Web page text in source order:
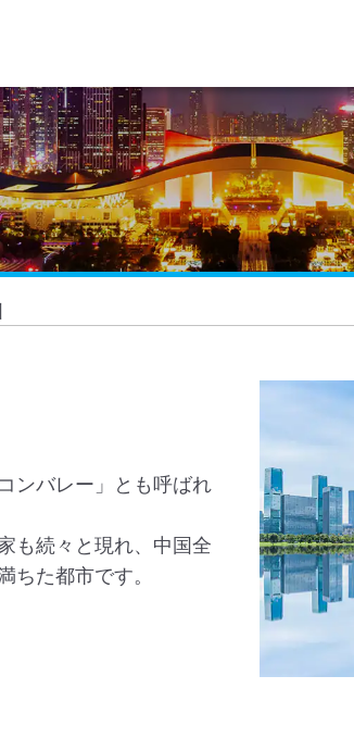
ンバレー」とも呼ばれ
も続々と現れ、中国全
ちた都市です。